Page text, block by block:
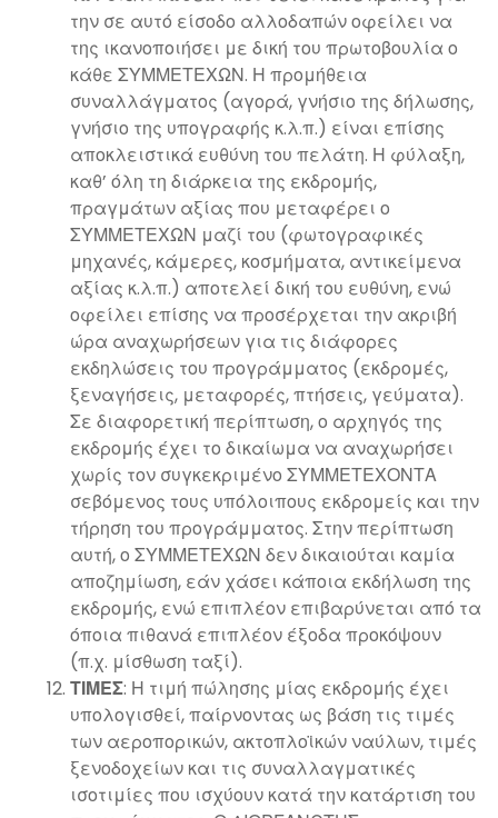
την σε αυτό είσοδο αλλοδαπών οφείλει να
της ικανοποιήσει με δική του πρωτοβουλία ο
κάθε ΣΥΜΜΕΤΕΧΩΝ. Η προμήθεια
συναλλάγματος (αγορά, γνήσιο της δήλωσης,
γνήσιο της υπογραφής κ.λ.π.) είναι επίσης
αποκλειστικά ευθύνη του πελάτη. Η φύλαξη,
καθ’ όλη τη διάρκεια της εκδρομής,
πραγμάτων αξίας που μεταφέρει ο
ΣΥΜΜΕΤΕΧΩΝ μαζί του (φωτογραφικές
μηχανές, κάμερες, κοσμήματα, αντικείμενα
αξίας κ.λ.π.) αποτελεί δική του ευθύνη, ενώ
οφείλει επίσης να προσέρχεται την ακριβή
ώρα αναχωρήσεων για τις διάφορες
εκδηλώσεις του προγράμματος (εκδρομές,
ξεναγήσεις, μεταφορές, πτήσεις, γεύματα).
Σε διαφορετική περίπτωση, ο αρχηγός της
εκδρομής έχει το δικαίωμα να αναχωρήσει
χωρίς τον συγκεκριμένο ΣΥΜΜΕΤΕΧΟΝΤΑ
σεβόμενος τους υπόλοιπους εκδρομείς και την
τήρηση του προγράμματος. Στην περίπτωση
αυτή, ο ΣΥΜΜΕΤΕΧΩΝ δεν δικαιούται καμία
αποζημίωση, εάν χάσει κάποια εκδήλωση της
εκδρομής, ενώ επιπλέον επιβαρύνεται από τα
όποια πιθανά επιπλέον έξοδα προκόψουν
(π.χ. μίσθωση ταξί).
ΤΙΜΕΣ: Η τιμή πώλησης μίας εκδρομής έχει
υπολογισθεί, παίρνοντας ως βάση τις τιμές
των αεροπορικών, ακτοπλοϊκών ναύλων, τιμές
ξενοδοχείων και τις συναλλαγματικές
ισοτιμίες που ισχύουν κατά την κατάρτιση του